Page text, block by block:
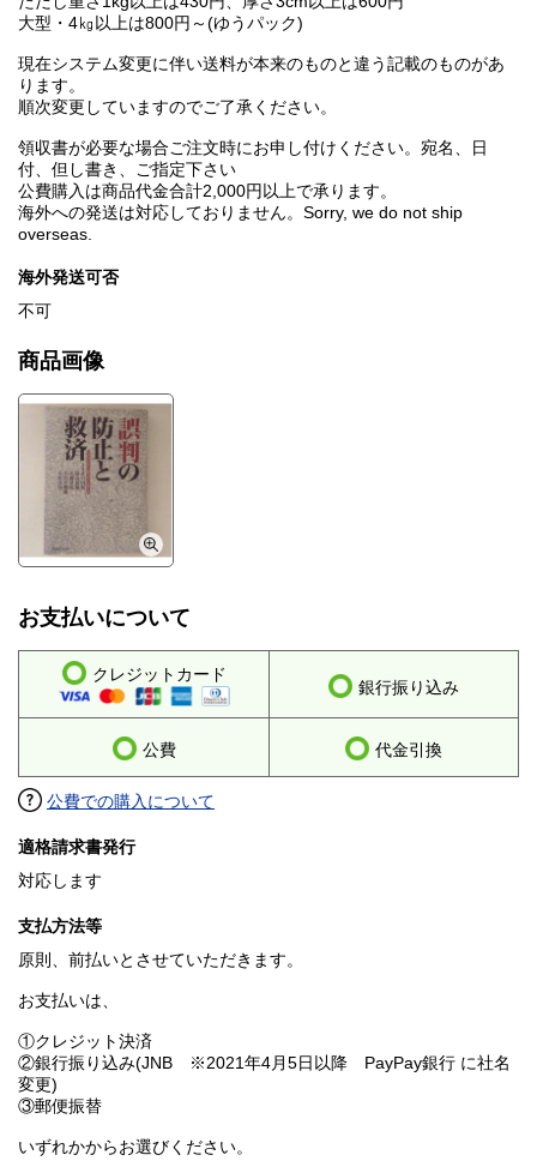
大型・4㎏以上は800円～(ゆうパック)
現在システム変更に伴い送料が本来のものと違う記載のものがあ
ります。
順次変更していますのでご了承ください。
領収書が必要な場合ご注文時にお申し付けください。宛名、日
付、但し書き、ご指定下さい
公費購入は商品代金合計2,000円以上で承ります。
海外への発送は対応しておりません。Sorry, we do not ship
overseas.
海外発送可否
不可
商品画像
お支払いについて
クレジットカード
銀行振り込み
公費 代金引換
公費での購入について
適格請求書発行
対応します
支払方法等
原則、前払いとさせていただきます。
お支払いは、
①クレジット決済
②銀行振り込み(JNB ※2021年4月5日以降 PayPay銀行 に社名
変更)
③郵便振替
いずれかからお選びください。